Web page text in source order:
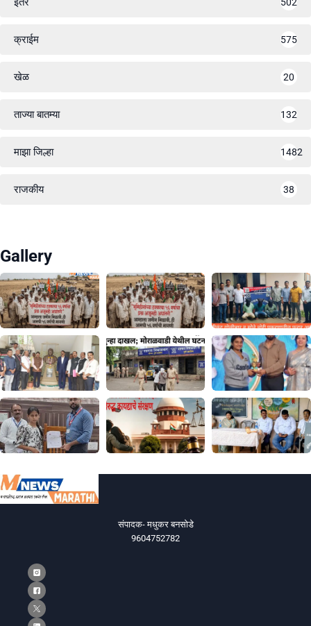
क्राईम 575
खेळ 20
ताज्या बातम्या 132
माझा जिल्हा 1482
राजकीय 38
Gallery
संपादक- मधुकर बनसोडे
9604752782